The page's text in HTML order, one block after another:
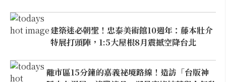
建築迷必朝聖！忠泰美術館10週年：藤本壯介
特展打頭陣，1:5大屋根8月震撼空降台北
離市區15分鐘的嘉義祕境路線！造訪「台版神